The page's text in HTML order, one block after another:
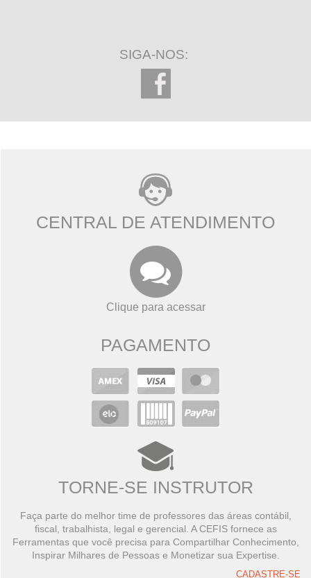
SIGA-NOS:
CENTRAL DE ATENDIMENTO
Clique para acessar
PAGAMENTO
TORNE-SE INSTRUTOR
Faça parte do melhor time de professores das áreas contábil,
fiscal, trabalhista, legal e gerencial. A CEFIS fornece as
Ferramentas que você precisa para Compartilhar Conhecimento,
Inspirar Milhares de Pessoas e Monetizar sua Expertise.
CADASTRE-SE